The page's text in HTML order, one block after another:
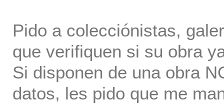
Pido a colecciónistas,
que verifiquen si su obra
Si disponen de una obra
datos, les pido que me